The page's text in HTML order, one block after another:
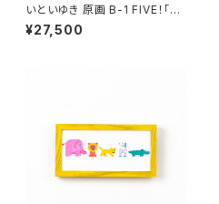
いといゆき 原画 B-1 FIVE！「BA
GS」額有り、サイン入り
¥27,500